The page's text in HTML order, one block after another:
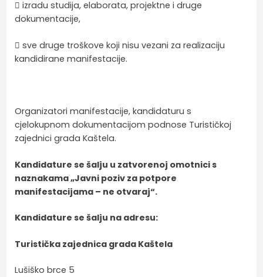
 izradu studija, elaborata, projektne i druge
dokumentacije,
 sve druge troškove koji nisu vezani za realizaciju
kandidirane manifestacije.
Organizatori manifestacije, kandidaturu s
cjelokupnom dokumentacijom podnose Turističkoj
zajednici grada Kaštela.
Kandidature se šalju u zatvorenoj omotnici s
naznakama „Javni poziv za potpore
manifestacijama – ne otvaraj“.
Kandidature se šalju na adresu:
Turistička zajednica grada Kaštela
Lušiško brce 5